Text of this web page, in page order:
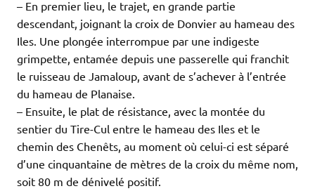
– En premier lieu, le trajet, en grande partie
descendant, joignant la croix de Donvier au hameau des
Iles. Une plongée interrompue par une indigeste
grimpette, entamée depuis une passerelle qui franchit
le ruisseau de Jamaloup, avant de s’achever à l’entrée
du hameau de Planaise.
– Ensuite, le plat de résistance, avec la montée du
sentier du Tire-Cul entre le hameau des Iles et le
chemin des Chenêts, au moment où celui-ci est séparé
d’une cinquantaine de mètres de la croix du même nom,
soit 80 m de dénivelé positif.